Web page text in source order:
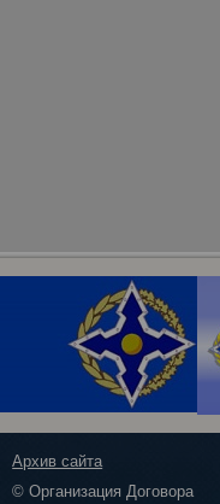
Архив сайта
© Организация Договора